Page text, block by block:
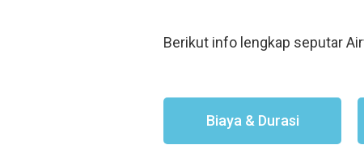
Berikut info lengkap seputar
Biaya & Durasi